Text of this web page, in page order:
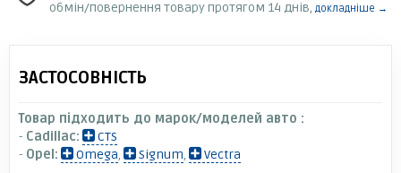
обмін/повернення товару протягом 14 днів, докладніше →
ЗАСТОСОВНІСТЬ
Товар підходить до марок/моделей авто :
- Cadillac:
CTS
- Opel: Omega, Signum,
Vectra